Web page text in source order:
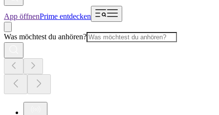
App öffnenPrime entdecken
Was möchtest du anhören?